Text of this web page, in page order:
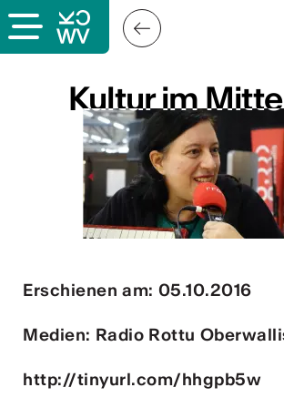
Kultur im
Kultur im
Erschienen am: 05.10.2016
Medien: Radio Rottu
http://tinyurl.com/hhgpb5w